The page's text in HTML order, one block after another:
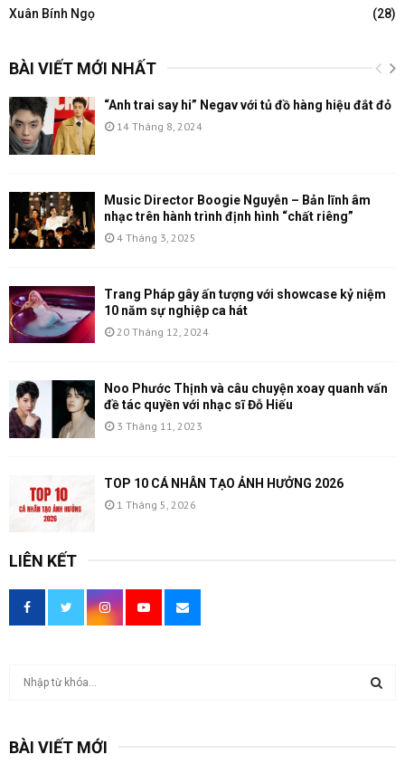
Xuân Bính Ngọ (28)
BÀI VIẾT MỚI NHẤT
“Anh trai say hi” Negav với tủ đồ hàng hiệu đắt đỏ
14 Tháng 8, 2024
Music Director Boogie Nguyễn – Bản lĩnh âm
nhạc trên hành trình định hình “chất riêng”
4 Tháng 3, 2025
Trang Pháp gây ấn tượng với showcase kỷ niệm
10 năm sự nghiệp ca hát
20 Tháng 12, 2024
Noo Phước Thịnh và câu chuyện xoay quanh vấn
đề tác quyền với nhạc sĩ Đỗ Hiếu
3 Tháng 11, 2023
TOP 10 CÁ NHÂN TẠO ẢNH HƯỞNG 2026
1 Tháng 5, 2026
LIÊN KẾT
BÀI VIẾT MỚI